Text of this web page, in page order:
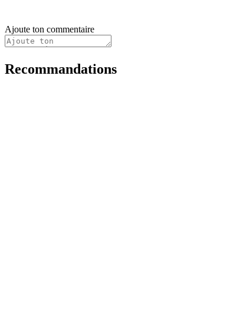
Ajoute ton commentaire
Recommandations